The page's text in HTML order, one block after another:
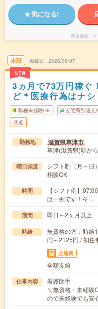
気になる!
派遣会社
未読
NEW
掲載日 2026/08/07
3ヵ月で73万円稼ぐ
ど＊医療行為はナシ
職種未経験OK 交通費別途支
派遣
勤務地 滋賀県草津市
草津(滋賀県)駅か
曜日頻度
シフト制（月～日
相談OK
時間
【シフト例】
は一例です！そ…
期間 即日～2ヶ月以上
時給
無資格の方：時給
円～2125円 / 初任
交通費
全額支給
仕事内容
看護助手
＼無資格・未経験
ので未経験でも